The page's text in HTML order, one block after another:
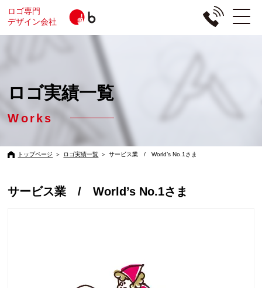
ロゴ専門
デザイン会社
ロゴ実績一覧
Works
トップページ ＞ ロゴ実績一覧 ＞ サービス業 / World’s No.1さま
サービス業 / World’s No.1さま